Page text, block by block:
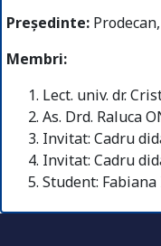
Președinte:
Membri:
Lect. univ. dr.
As. Drd. Raluca
Invitat: Cadru
Invitat: Cadru
Student: Fabiana